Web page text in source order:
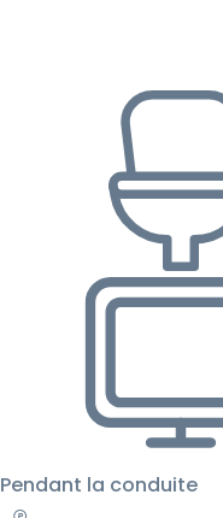
Pendant la conduite